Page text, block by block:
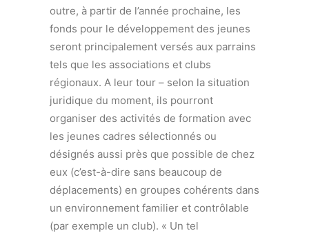
outre, à partir de l’année prochaine, les
fonds pour le développement des jeunes
seront principalement versés aux parrains
tels que les associations et clubs
régionaux. A leur tour – selon la situation
juridique du moment, ils pourront
organiser des activités de formation avec
les jeunes cadres sélectionnés ou
désignés aussi près que possible de chez
eux (c’est-à-dire sans beaucoup de
déplacements) en groupes cohérents dans
un environnement familier et contrôlable
(par exemple un club). « Un tel